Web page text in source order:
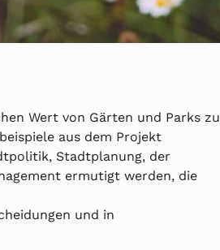
Wert von Gärten und Parks zu
aus dem Projekt
Stadtplanung, der
ermutigt werden, die
und in